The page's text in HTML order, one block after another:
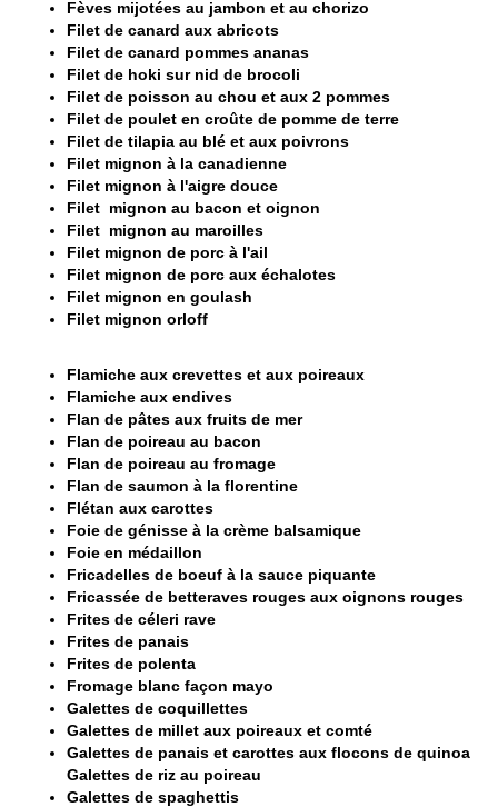
Fèves mijotées au jambon et au chorizo
Filet de canard aux abricots
Filet de canard pommes ananas
Filet de hoki sur nid de brocoli
Filet de poisson au chou et aux 2 pommes
Filet de poulet en croûte de pomme de terre
Filet de tilapia au blé et aux poivrons
Filet mignon à la canadienne
Filet mignon à l'aigre douce
Filet mignon au bacon et oignon
Filet mignon au maroilles
Filet mignon de porc à l'ail
Filet mignon de porc aux échalotes
Filet mignon en goulash
Filet mignon orloff
Flamiche aux crevettes et aux poireaux
Flamiche aux endives
Flan de pâtes aux fruits de mer
Flan de poireau au bacon
Flan de poireau au fromage
Flan de saumon à la florentine
Flétan aux carottes
Foie de génisse à la crème balsamique
Foie en médaillon
Fricadelles de boeuf à la sauce piquante
Fricassée de betteraves rouges aux oignons rouges
Frites de céleri rave
Frites de panais
Frites de polenta
Fromage blanc façon mayo
Galettes de coquillettes
Galettes de millet aux poireaux et comté
Galettes de panais et carottes aux flocons de quinoa
Galettes de riz au poireau
Galettes de spaghettis